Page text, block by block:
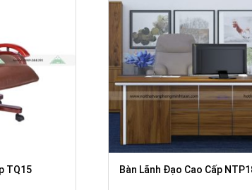
TQ15 Bàn Lãnh Đạo Cao Cấp